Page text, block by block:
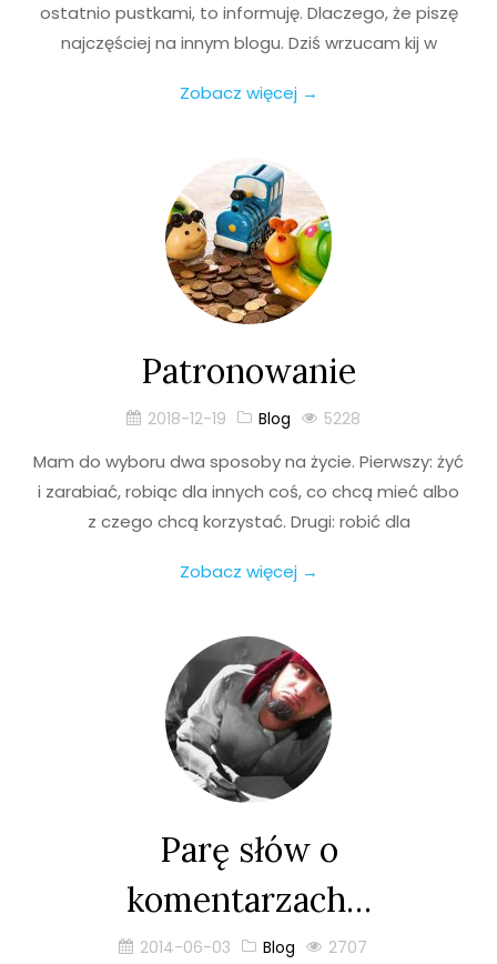
ostatnio pustkami, to informuję. Dlaczego, że piszę
najczęściej na innym blogu. Dziś wrzucam kij w
Zobacz więcej →
Patronowanie
2018-12-19 Blog 5228
Mam do wyboru dwa sposoby na życie. Pierwszy: żyć
i zarabiać, robiąc dla innych coś, co chcą mieć albo
z czego chcą korzystać. Drugi: robić dla
Zobacz więcej →
Parę słów o
komentarzach…
2014-06-03 Blog 2707